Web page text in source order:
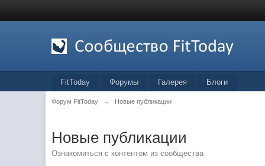
FitToday Форумы Галерея Блоги
Форум FitToday → Новые публикации
Новые публикации
Ознакомиться с контентом из сообщества